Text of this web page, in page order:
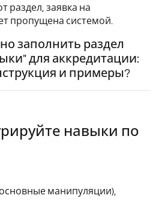
раздел, заявка на
пропущена системой.
заполнить раздел
для аккредитации:
и примеры?
навыки по
манипуляции),